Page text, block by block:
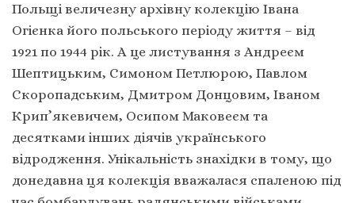
Польщі величезну архівну колекцію Івана
Огієнка його польського періоду життя – від
1921 по 1944 рік. А це листування з Андреєм
Шептицьким, Симоном Петлюрою, Павлом
Скоропадським, Дмитром Донцовим, Іваном
Крип’якевичем, Осипом Маковеєм та
десятками інших діячів українського
відродження. Унікальність знахідки в тому, що
донедавна ця колекція вважалася спаленою під